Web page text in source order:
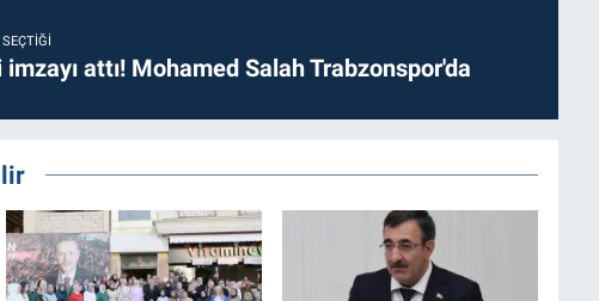
imzayı attı! Mohamed Salah Trabzonspor'da